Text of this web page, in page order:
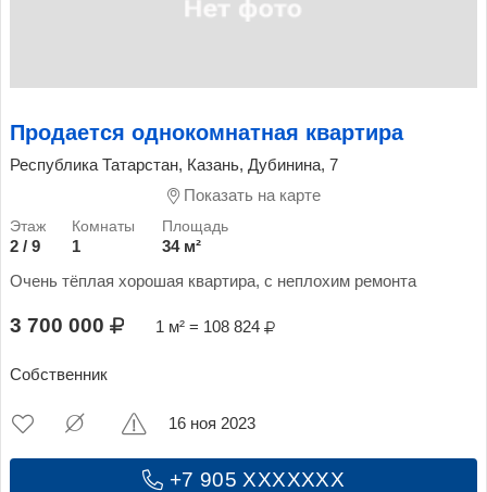
Продается однокомнатная квартира
Республика Татарстан, Казань, Дубинина, 7
Показать на карте
2 / 9 1
34 м²
Очень тёплая хорошая квартира, с неплохим ремонта
3 700 000 1 м² = 108 824
Собственник
+7 905 XXXXXXX
16 ноя 2023